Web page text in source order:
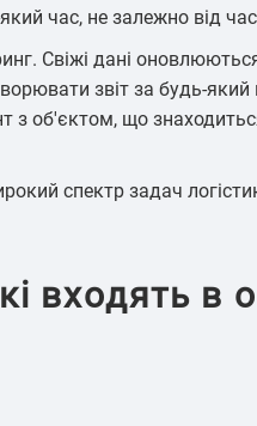
техніки
час, не залежно від
Свіжі дані
звіт за будь-
з об'єктом, що
спектр задач
входять в